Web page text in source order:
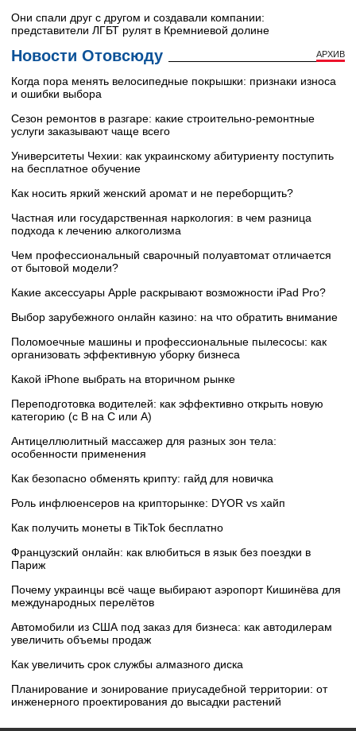
Они спали друг с другом и создавали компании:
представители ЛГБТ рулят в Кремниевой долине
Новости Отовсюду АРХИВ
Когда пора менять велосипедные покрышки: признаки износа
и ошибки выбора
Сезон ремонтов в разгаре: какие строительно-ремонтные
услуги заказывают чаще всего
Университеты Чехии: как украинскому абитуриенту поступить
на бесплатное обучение
Как носить яркий женский аромат и не переборщить?
Частная или государственная наркология: в чем разница
подхода к лечению алкоголизма
Чем профессиональный сварочный полуавтомат отличается
от бытовой модели?
Какие аксессуары Apple раскрывают возможности iPad Pro?
Выбор зарубежного онлайн казино: на что обратить внимание
Поломоечные машины и профессиональные пылесосы: как
организовать эффективную уборку бизнеса
Какой iPhone выбрать на вторичном рынке
Переподготовка водителей: как эффективно открыть новую
категорию (с B на C или А)
Антицеллюлитный массажер для разных зон тела:
особенности применения
Как безопасно обменять крипту: гайд для новичка
Роль инфлюенсеров на крипторынке: DYOR vs хайп
Как получить монеты в TikTok бесплатно
Французский онлайн: как влюбиться в язык без поездки в
Париж
Почему украинцы всё чаще выбирают аэропорт Кишинёва для
международных перелётов
Автомобили из США под заказ для бизнеса: как автодилерам
увеличить объемы продаж
Как увеличить срок службы алмазного диска
Планирование и зонирование приусадебной территории: от
инженерного проектирования до высадки растений